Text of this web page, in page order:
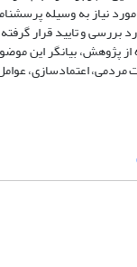
مورد نیاز به وسیله
بررسی و تایید قرار
پژوهش، بیانگر این
مردمی، اعتمادسازی،